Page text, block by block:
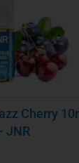
Cherry
JNR